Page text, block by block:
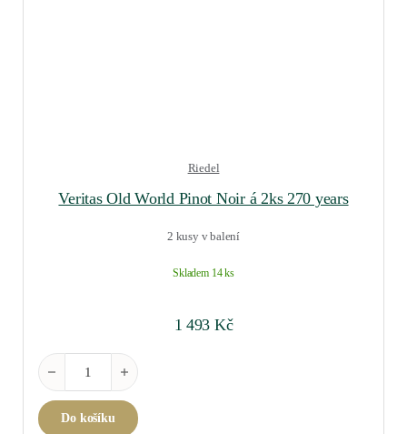
Riedel
Veritas Old World Pinot Noir á 2ks 270 years
2 kusy v balení
Skladem 14 ks
1 493 Kč
Veritas Old World Pinot Noir á 2ks 270 years množství
Do košíku